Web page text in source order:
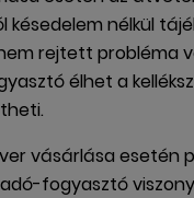
nélkül
rejtett probléma
élhet a
vásárlása esetén
fogyasztó